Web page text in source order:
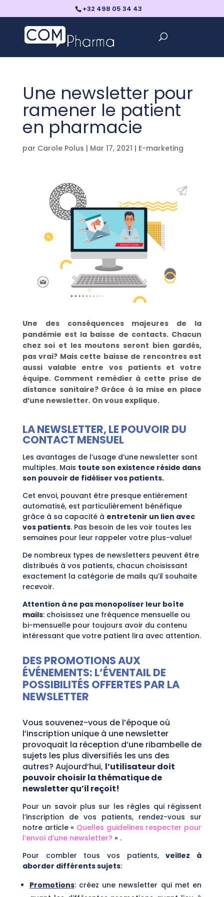
+32 498 05 34 43
Une newsletter pour
ramener le patient
en pharmacie
par Carole Polus | Mar 17, 2021 | E-marketing
Une des conséquences majeures de la
pandémie est la baisse de contacts. Chacun
chez soi et les moutons seront bien gardés,
pas vrai? Mais cette baisse de rencontres est
aussi valable entre vos patients et votre
équipe. Comment remédier à cette prise de
distance sanitaire? Grâce à la mise en place
d’une newsletter. On vous explique.
LA NEWSLETTER, LE POUVOIR DU
CONTACT MENSUEL
Les avantages de l’usage d’une newsletter sont
multiples. Mais toute son existence réside dans
son pouvoir de fidéliser vos patients.
Cet envoi, pouvant être presque entièrement
automatisé, est particulièrement bénéfique
grâce à sa capacité à entretenir un lien avec
vos patients. Pas besoin de les voir toutes les
semaines pour leur rappeler votre plus-value!
De nombreux types de newsletters peuvent être
distribués à vos patients, chacun choisissant
exactement la catégorie de mails qu’il souhaite
recevoir.
Attention à ne pas monopoliser leur boîte
mails: choisissez une fréquence mensuelle ou
bi-mensuelle pour toujours avoir du contenu
intéressant que votre patient lira avec attention.
DES PROMOTIONS AUX
ÉVÉNEMENTS: L’ÉVENTAIL DE
POSSIBILITÉS OFFERTES PAR LA
NEWSLETTER
Vous souvenez-vous de l’époque où
l’inscription unique à une newsletter
provoquait la réception d’une ribambelle de
sujets les plus diversifiés les uns des
autres? Aujourd’hui, l’utilisateur doit
pouvoir choisir la thématique de
newsletter qu’il reçoit!
Pour un savoir plus sur les règles qui régissent
l’inscription de vos patients, rendez-vous sur
notre article « Quelles guidelines respecter pour
l’envoi d’une newsletter? » .
Pour combler tous vos patients,veillez à
aborder différents sujets:
Promotions: créez une newsletter qui met en